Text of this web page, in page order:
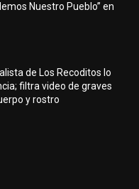
Nuestro Pueblo” en
de Los Recoditos lo
filtra video de graves
y rostro